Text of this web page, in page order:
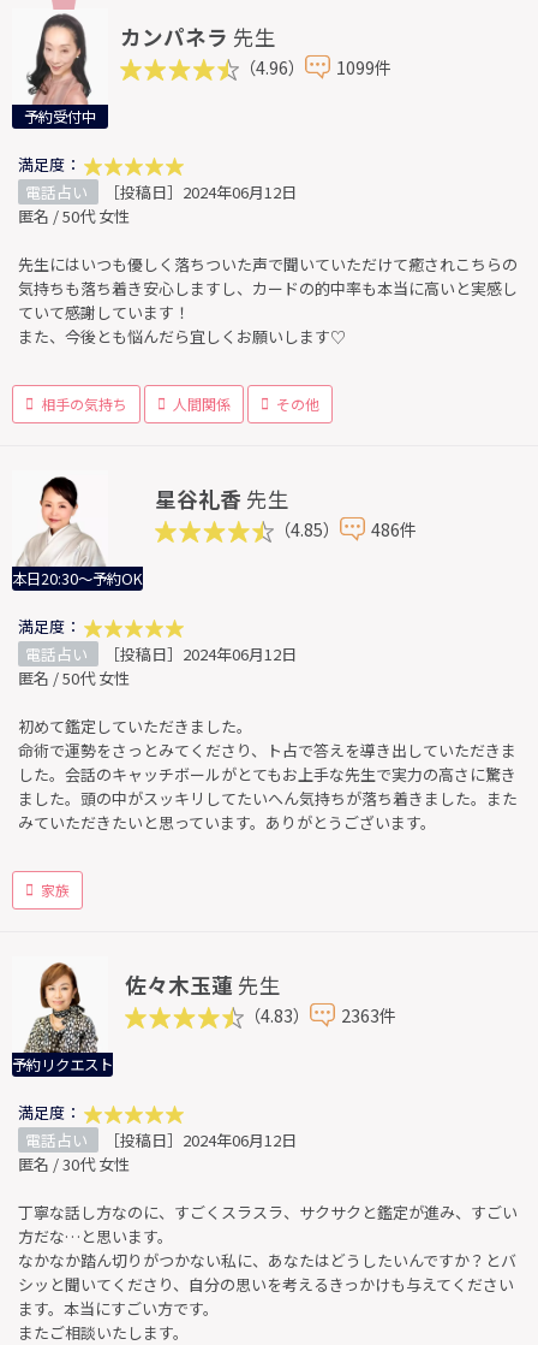
予約受付中
カンパネラ 先生
（4.96） 1099件
満足度：
電話占い
［投稿日］2024年06月12日
匿名 / 50代 女性
先生にはいつも優しく落ちついた声で聞いていただけて癒されこちらの
気持ちも落ち着き安心しますし、カードの的中率も本当に高いと実感し
ていて感謝しています！
また、今後とも悩んだら宜しくお願いします♡
相手の気持ち 人間関係 その他
本日20:30～予約OK
星谷礼香 先生
（4.85） 486件
満足度：
電話占い
［投稿日］2024年06月12日
匿名 / 50代 女性
初めて鑑定していただきました。
命術で運勢をさっとみてくださり、ト占で答えを導き出していただきま
した。会話のキャッチボールがとてもお上手な先生で実力の高さに驚き
ました。頭の中がスッキリしてたいへん気持ちが落ち着きました。また
みていただきたいと思っています。ありがとうございます。
家族
予約リクエスト
佐々木玉蓮 先生
（4.83） 2363件
満足度：
電話占い
［投稿日］2024年06月12日
匿名 / 30代 女性
丁寧な話し方なのに、すごくスラスラ、サクサクと鑑定が進み、すごい
方だな…と思います。
なかなか踏ん切りがつかない私に、あなたはどうしたいんですか？とバ
シッと聞いてくださり、自分の思いを考えるきっかけも与えてください
ます。本当にすごい方です。
またご相談いたします。